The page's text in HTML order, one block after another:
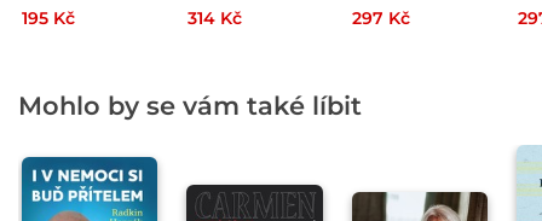
195 Kč 314 Kč 297 Kč
Mohlo by se vám také líbit